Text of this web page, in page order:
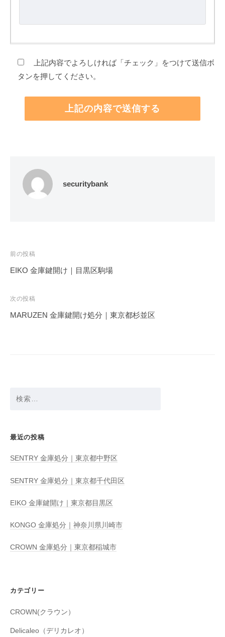
上記内容でよろしければ「チェック」をつけて送信ボ
タンを押してください。
securitybank
投
稿
ビ
ゲ
前の投稿
EIKO 金庫鍵開け｜目黒区駒場
次の投稿
MARUZEN 金庫鍵開け処分｜東京都杉並区
最近の投稿
SENTRY 金庫処分｜東京都中野区
SENTRY 金庫処分｜東京都千代田区
EIKO 金庫鍵開け｜東京都目黒区
KONGO 金庫処分｜神奈川県川崎市
CROWN 金庫処分｜東京都稲城市
カテゴリー
CROWN(クラウン）
Delicaleo（デリカレオ）